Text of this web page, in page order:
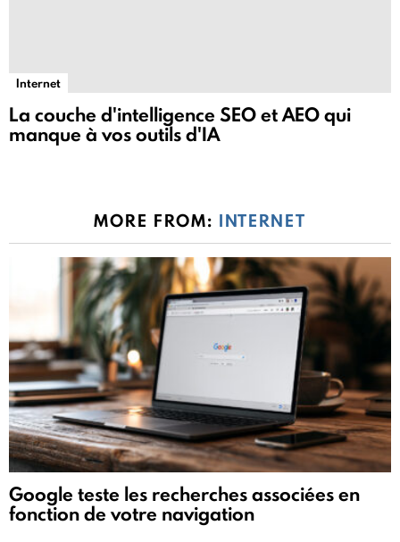
Internet
La couche d'intelligence SEO et AEO qui
manque à vos outils d'IA
MORE FROM: INTERNET
Google teste les recherches associées en
fonction de votre navigation